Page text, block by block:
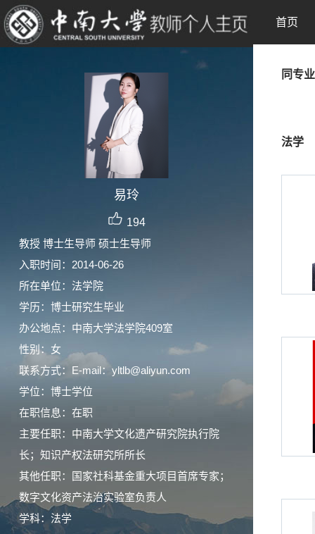
易玲
194
教授 博士生导师 硕士生导师
入职时间：2014-06-26
所在单位：法学院
学历：博士研究生毕业
办公地点：中南大学法学院409室
性别：女
联系方式：E-mail：yltlb@aliyun.com
学位：博士学位
在职信息：在职
主要任职：中南大学文化遗产研究院执行院
长；知识产权法研究所所长
其他任职：国家社科基金重大项目首席专家；
数字文化资产法治实验室负责人
学科：法学
首页
同专
法学